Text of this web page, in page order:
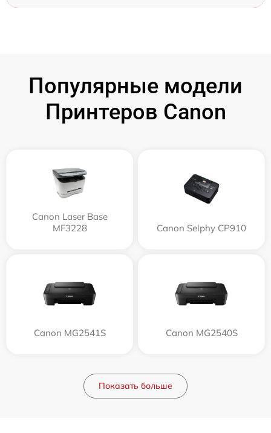
Популярные модели
Принтеров Canon
Canon Laser Base
MF3228
Canon Selphy CP910
Canon MG2541S Canon MG2540S
Показать больше